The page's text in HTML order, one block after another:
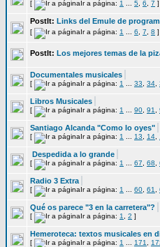
[ Ir a página: 1 5 6 7 ]
PostIt: Links del Emule de
[ Ir a página: 1 6 7 8 ]
PostIt: Los mejores temas de la
Documentales musicales
[ Ir a página: 1 33 34
Libros Musicales
[ Ir a página: 1 90 91
Santiago Alcanda "Como lo oyes"
[ Ir a página: 1 13 14
Despedida a lo grande
[ Ir a página: 1 67 68
Radio 3 Extra
[ Ir a página: 1 60 61
Qué os parece "3 en la carretera"?
[ Ir a página: 1 2 ]
Hemeroteca: textos musicales en
[ Ir a página: 1 171